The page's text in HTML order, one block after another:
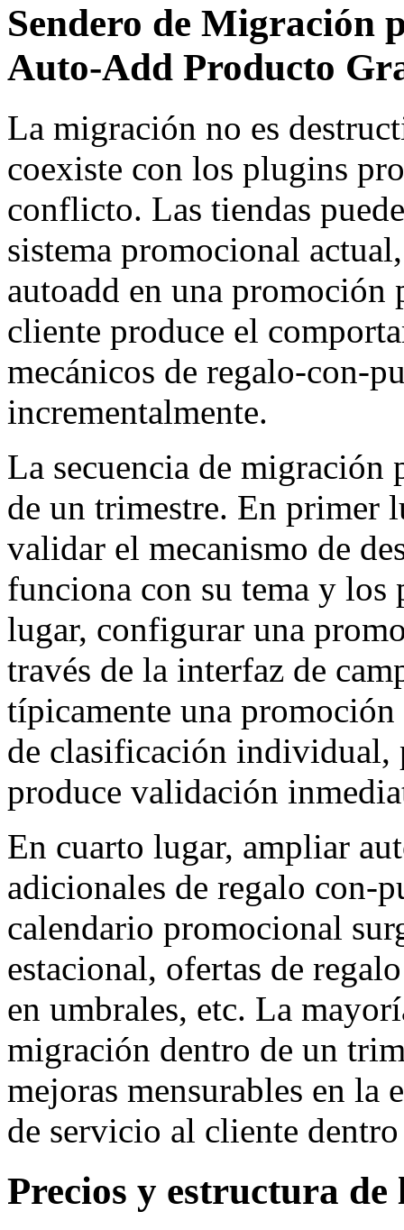
Sendero de Migración
Auto-Add Producto
La migración no es
coexiste con los plugins
conflicto. Las tiendas
sistema promocional
autoadd en una
cliente produce el
mecánicos de regalo-con-
incrementalmente.
La secuencia de migración
de un trimestre. En primer
validar el mecanismo de
funciona con su tema y los
lugar, configurar una
través de la interfaz de
típicamente una
de clasificación individual,
produce validación
En cuarto lugar, ampliar
adicionales de regalo con-
calendario promocional
estacional, ofertas de
en umbrales, etc. La
migración dentro de un
mejoras mensurables en la
de servicio al cliente
Precios y estructura de